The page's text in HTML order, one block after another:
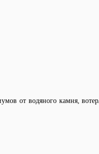
от водяного камня,